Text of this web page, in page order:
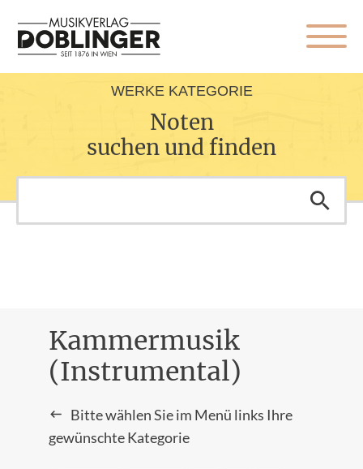
WERKE KATEGORIE
Noten
suchen und finden
Kammermusik
(Instrumental)
Bitte wählen Sie im Menü links Ihre
gewünschte Kategorie